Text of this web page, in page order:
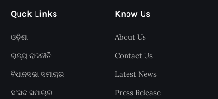
Quck Links
ଓଡ଼ିଶା
ରାଜ୍ୟ ରାଜନୀତି
ବିଧାନସଭା ସମାଚାର
ସଂସଦ ସମାଚାର
Know Us
About Us
Contact Us
Latest News
Press Release